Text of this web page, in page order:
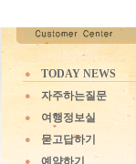
TODAY NEWS
자주하는질문
여행정보실
묻고답하기
예약하기